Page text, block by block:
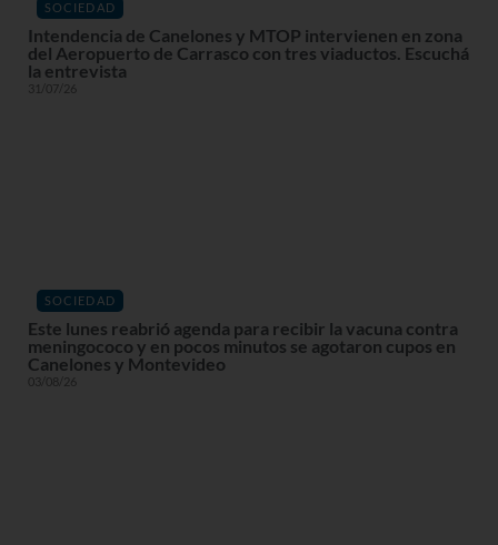
SOCIEDAD
Intendencia de Canelones y MTOP intervienen en zona
del Aeropuerto de Carrasco con tres viaductos. Escuchá
la entrevista
31/07/26
SOCIEDAD
Este lunes reabrió agenda para recibir la vacuna contra
meningococo y en pocos minutos se agotaron cupos en
Canelones y Montevideo
03/08/26